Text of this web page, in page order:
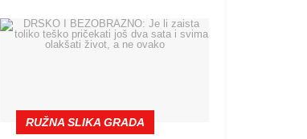
RUŽNA SLIKA GRADA